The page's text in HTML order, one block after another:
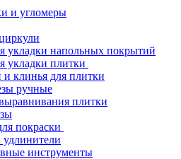
и угломеры
укладки напольных покрытий
укладки плитки
и клинья для плитки
ручные
плитки
покраски
инструменты